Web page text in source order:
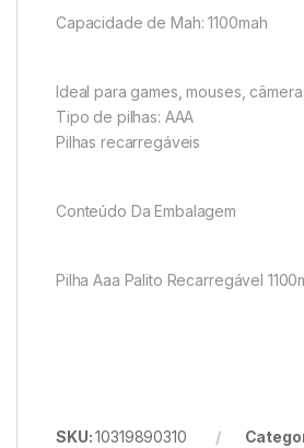
Capacidade de Mah: 1100mah
Ideal para games, mouses,
Tipo de pilhas: AAA
Pilhas recarregáveis
Conteúdo Da Embalagem
Pilha Aaa Palito Recarregável
SKU:10319890310